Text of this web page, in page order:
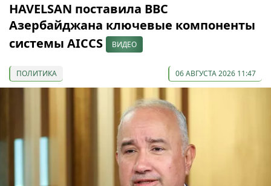
HAVELSAN поставила ВВС
Азербайджана ключевые компоненты
системы AICCS
ВИДЕО
ПОЛИТИКА 06 АВГУСТА 2026 11:47